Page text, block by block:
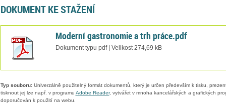
DOKUMENT KE STAŽENÍ
Moderní gastronomie a trh práce.pdf
Dokument typu pdf | Velikost 274,69 kB
Typ souboru:Univerzálně použitelný formát dokumentů, který je určen především k tisku,
tisknout jej lze např. v programu Adobe Reader, vytvářet v mnoha kancelářských a grafických
doporučován k použití na webu.